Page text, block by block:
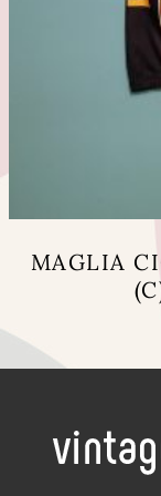
MAGLIA